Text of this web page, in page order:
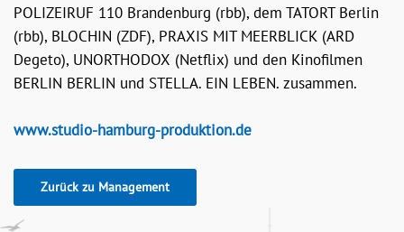
POLIZEIRUF 110 Brandenburg (rbb), dem TATORT Berlin
(rbb), BLOCHIN (ZDF), PRAXIS MIT MEERBLICK (ARD
Degeto), UNORTHODOX (Netflix) und den Kinofilmen
BERLIN BERLIN und STELLA. EIN LEBEN. zusammen.
www.studio-hamburg-produktion.de
Zurück zu Management